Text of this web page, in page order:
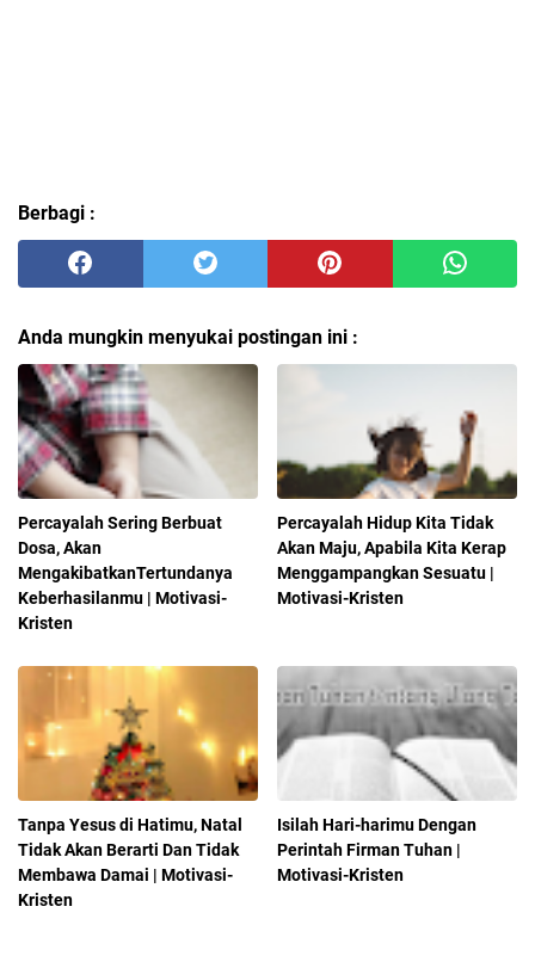
Berbagi :
Anda mungkin menyukai postingan ini :
Percayalah Sering Berbuat
Dosa, Akan
MengakibatkanTertundanya
Keberhasilanmu | Motivasi-
Kristen
Percayalah Hidup Kita Tidak
Akan Maju, Apabila Kita Kerap
Menggampangkan Sesuatu |
Motivasi-Kristen
Tanpa Yesus di Hatimu, Natal
Tidak Akan Berarti Dan Tidak
Membawa Damai | Motivasi-
Kristen
Isilah Hari-harimu Dengan
Perintah Firman Tuhan |
Motivasi-Kristen